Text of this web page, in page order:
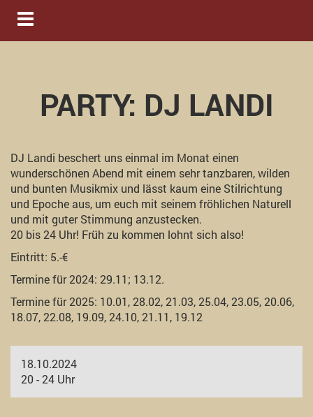
Navigation ein-/ausblenden
PARTY: DJ LANDI
DJ Landi beschert uns einmal im Monat einen
wunderschönen Abend mit einem sehr tanzbaren, wilden
und bunten Musikmix und lässt kaum eine Stilrichtung
und Epoche aus, um euch mit seinem fröhlichen Naturell
und mit guter Stimmung anzustecken.
20 bis 24 Uhr! Früh zu kommen lohnt sich also!
Eintritt: 5.-€
Termine für 2024: 29.11; 13.12.
Termine für 2025: 10.01, 28.02, 21.03, 25.04, 23.05, 20.06,
18.07, 22.08, 19.09, 24.10, 21.11, 19.12
18.10.2024
20 - 24 Uhr